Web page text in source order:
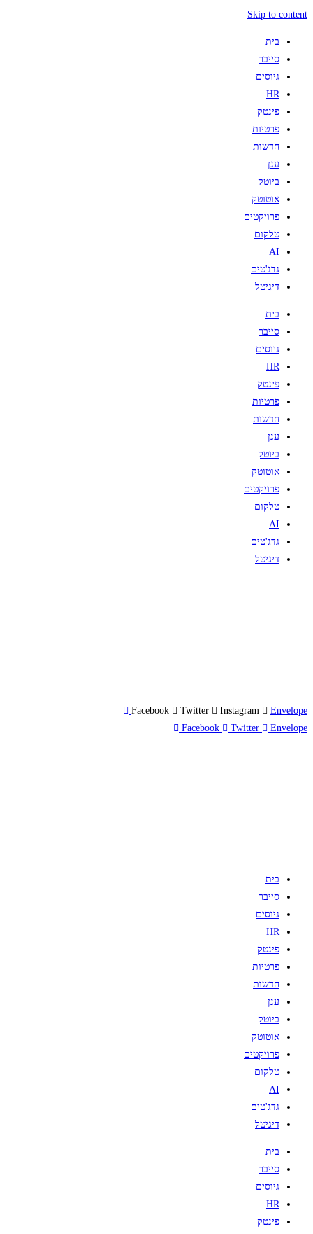
Skip to content
בית
סייבר
גיוסים
HR
פינטק
פרטיות
חדשות
ענן
ביוטק
אוטוטק
פרויקטים
טלקום
AI
גדג'טים
דיגיטל
בית
סייבר
גיוסים
HR
פינטק
פרטיות
חדשות
ענן
ביוטק
אוטוטק
פרויקטים
טלקום
AI
גדג'טים
דיגיטל
Facebook Twitter Instagram
Envelope
Facebook
Twitter Envelope
בית
סייבר
גיוסים
HR
פינטק
פרטיות
חדשות
ענן
ביוטק
אוטוטק
פרויקטים
טלקום
AI
גדג'טים
דיגיטל
בית
סייבר
גיוסים
HR
פינטק